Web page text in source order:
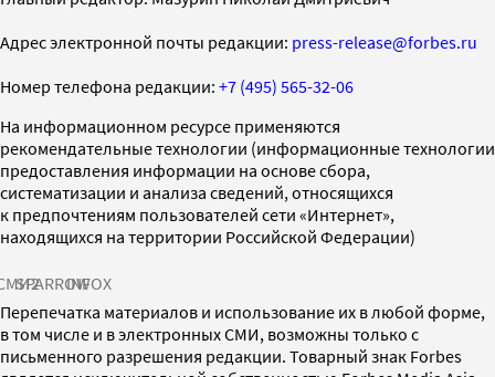
Адрес электронной почты редакции: press-release@forbes.ru
Номер телефона редакции: +7 (495) 565-32-06
На информационном ресурсе применяются
рекомендательные технологии (информационные технологии
предоставления информации на основе сбора,
систематизации и анализа сведений, относящихся
к предпочтениям пользователей сети «Интернет»,
находящихся на территории Российской Федерации)
SPARROWINFOX
Перепечатка материалов и использование их в любой форме,
в том числе и в электронных СМИ, возможны только с
письменного разрешения редакции. Товарный знак Forbes